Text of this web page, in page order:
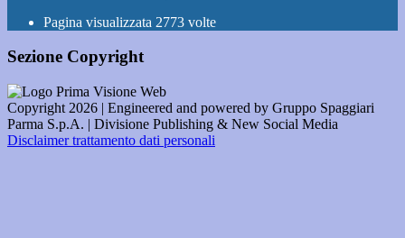
Pagina visualizzata 2773 volte
Sezione Copyright
Copyright 2026 | Engineered and powered by Gruppo Spaggiari
Parma S.p.A. | Divisione Publishing & New Social Media
Disclaimer trattamento dati personali